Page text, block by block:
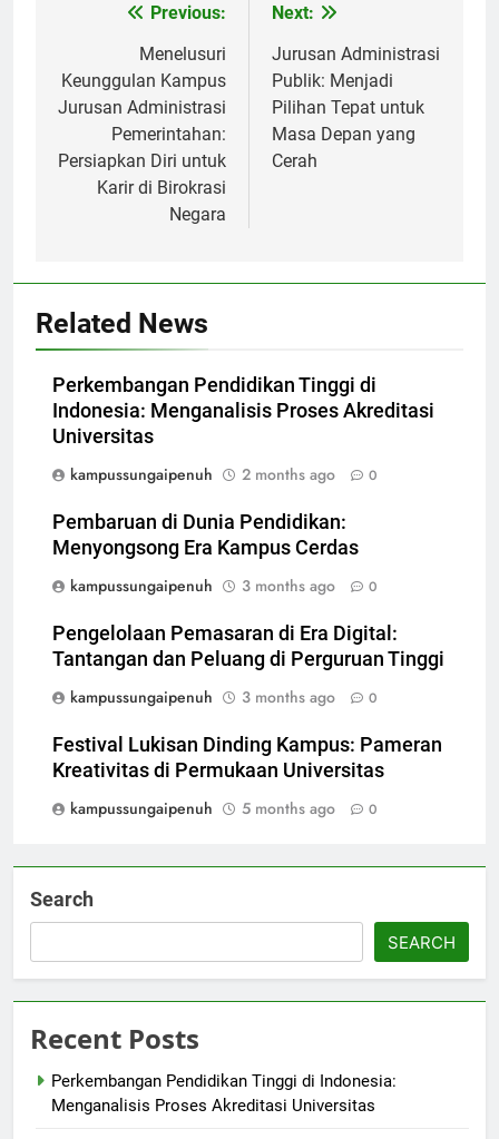
navigation
Previous:
Menelusuri
Keunggulan Kampus
Jurusan Administrasi
Pemerintahan:
Persiapkan Diri untuk
Karir di Birokrasi
Negara
Next:
Jurusan Administrasi
Publik: Menjadi
Pilihan Tepat untuk
Masa Depan yang
Cerah
Related News
Perkembangan Pendidikan Tinggi di
Indonesia: Menganalisis Proses Akreditasi
Universitas
kampussungaipenuh
2 months ago 0
Pembaruan di Dunia Pendidikan:
Menyongsong Era Kampus Cerdas
kampussungaipenuh
3 months ago 0
Pengelolaan Pemasaran di Era Digital:
Tantangan dan Peluang di Perguruan Tinggi
kampussungaipenuh
3 months ago 0
Festival Lukisan Dinding Kampus: Pameran
Kreativitas di Permukaan Universitas
kampussungaipenuh
5 months ago 0
Search
SEARCH
Recent Posts
Perkembangan Pendidikan Tinggi di Indonesia:
Menganalisis Proses Akreditasi Universitas